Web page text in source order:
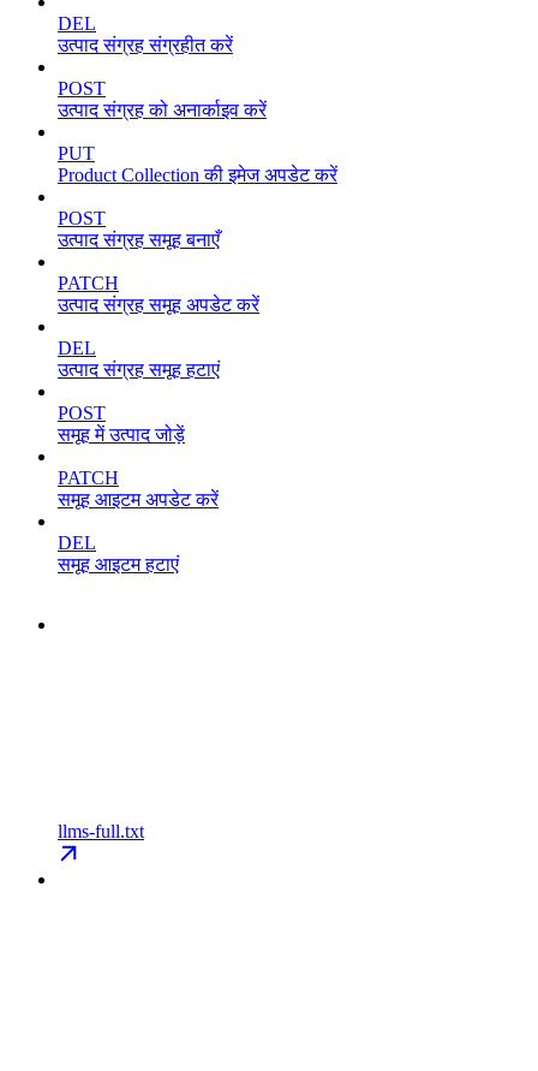
DEL
उत्पाद संग्रह संग्रहीत करें
POST
उत्पाद संग्रह को अनार्काइव करें
PUT
Product Collection की इमेज अपडेट करें
POST
उत्पाद संग्रह समूह बनाएँ
PATCH
उत्पाद संग्रह समूह अपडेट करें
DEL
उत्पाद संग्रह समूह हटाएं
POST
समूह में उत्पाद जोड़ें
PATCH
समूह आइटम अपडेट करें
DEL
समूह आइटम हटाएं
llms-full.txt